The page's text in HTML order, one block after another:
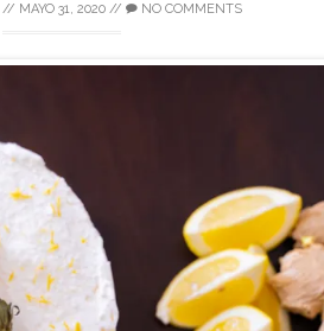
// MAYO 31, 2020 // NO COMMENTS